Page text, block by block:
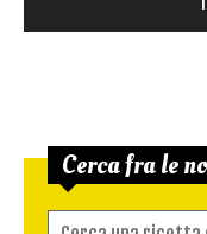
Cerca fra le